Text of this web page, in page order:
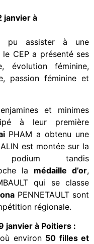
janvier à
pu assister à une
le CEP a présenté ses
évolution féminine,
passion féminine et
et minimes
à leur première
PHAM a obtenu une
est montée sur la
tandis
la médaille d’or,
qui se classe
PENNETAULT sont
régionale.
janvier à Poitiers :
environ 50 filles et